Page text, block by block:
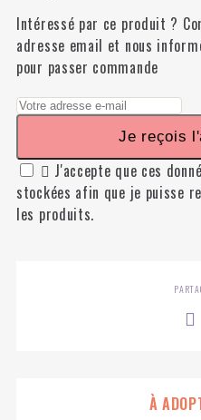
Intéressé par ce produit ?
adresse email et nous
pour passer commande
Je reçois
 J'accepte que ces
stockées afin que je puisse
les produits.
À